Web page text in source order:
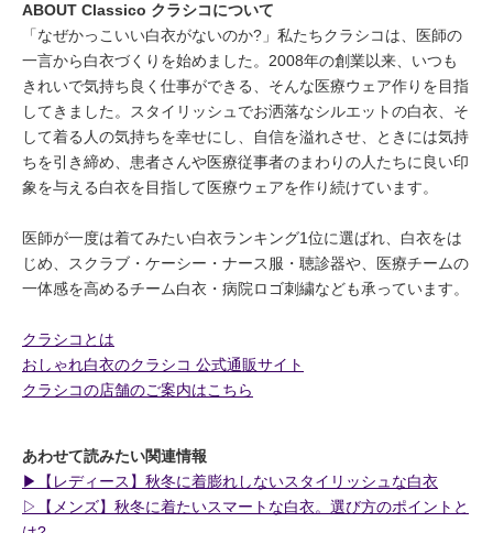
ABOUT Classico クラシコについて
「なぜかっこいい白衣がないのか?」私たちクラシコは、医師の
一言から白衣づくりを始めました。2008年の創業以来、いつも
きれいで気持ち良く仕事ができる、そんな医療ウェア作りを目指
してきました。スタイリッシュでお洒落なシルエットの白衣、そ
して着る人の気持ちを幸せにし、自信を溢れさせ、ときには気持
ちを引き締め、患者さんや医療従事者のまわりの人たちに良い印
象を与える白衣を目指して医療ウェアを作り続けています。
医師が一度は着てみたい白衣ランキング1位に選ばれ、白衣をは
じめ、スクラブ・ケーシー・ナース服・聴診器や、医療チームの
一体感を高めるチーム白衣・病院ロゴ刺繍なども承っています。
クラシコとは
おしゃれ白衣のクラシコ 公式通販サイト
クラシコの店舗のご案内はこちら
あわせて読みたい関連情報
▶︎【レディース】秋冬に着膨れしないスタイリッシュな白衣
▷【メンズ】秋冬に着たいスマートな白衣。選び方のポイントと